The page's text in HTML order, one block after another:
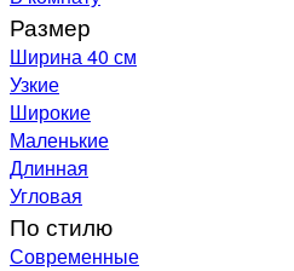
Размер
Ширина 40 см
Узкие
Широкие
Маленькие
Длинная
Угловая
По стилю
Современные